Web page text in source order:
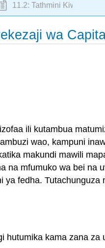
11.2: Tathmini Kiwango
wa
ili kutambua
wao, kampuni
makundi mawili
na mfumuko wa bei na
ya fedha. Tutachunguza
hutumika kama zana za